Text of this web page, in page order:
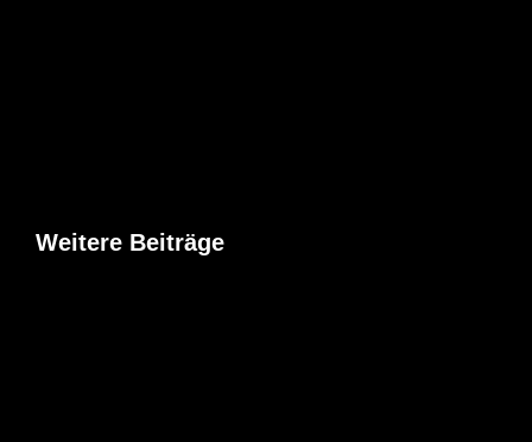
Weitere Beiträge